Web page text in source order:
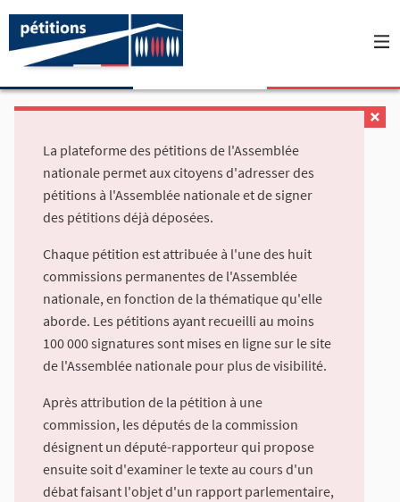
La plateforme des pétitions de l'Assemblée
nationale permet aux citoyens d'adresser des
pétitions à l'Assemblée nationale et de signer
des pétitions déjà déposées.
Chaque pétition est attribuée à l'une des huit
commissions permanentes de l'Assemblée
nationale, en fonction de la thématique qu'elle
aborde. Les pétitions ayant recueilli au moins
100 000 signatures sont mises en ligne sur le site
de l'Assemblée nationale pour plus de visibilité.
Après attribution de la pétition à une
commission, les députés de la commission
désignent un député-rapporteur qui propose
ensuite soit d'examiner le texte au cours d'un
débat faisant l'objet d'un rapport parlementaire,